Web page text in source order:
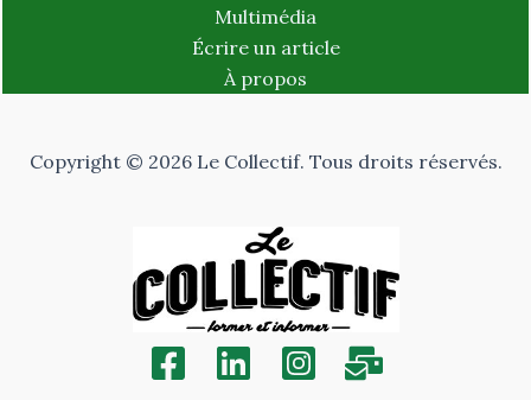
Multimédia
Écrire un article
À propos
Copyright © 2026 Le Collectif. Tous droits réservés.